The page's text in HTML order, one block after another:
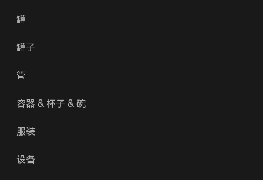
罐
罐子
管
容器 & 杯子 & 碗
服装
设备